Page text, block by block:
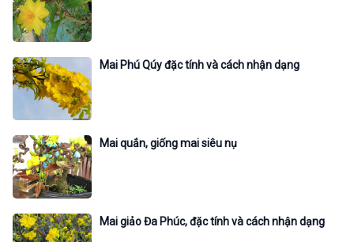
Mai Phú Qúy đặc tính và cách nhận dạng
Mai quắn, giống mai siêu nụ
Mai giảo Đa Phúc, đặc tính và cách nhận dạng